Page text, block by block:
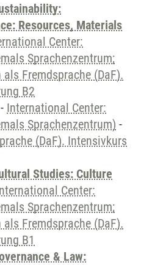
Resources, Materials
Center:
Sprachenzentrum;
als Fremdsprache (DaF).
B2
- International Center:
Sprachenzentrum) -
(DaF). Intensivkurs
Studies: Culture
Center:
Sprachenzentrum;
als Fremdsprache (DaF).
B1
& Law: